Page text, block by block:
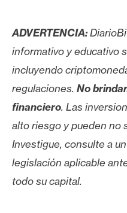
ADVERTENCIA:
informativo y educativo
incluyendo
regulaciones. No
financiero. Las
alto riesgo y pueden no
Investigue, consulte a
legislación aplicable
todo su capital.